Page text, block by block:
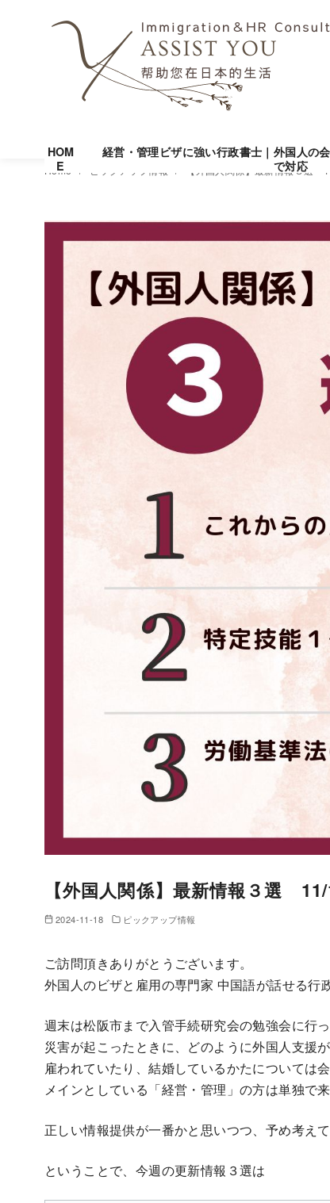
HOM
E
経営・管理ビザに強い行政書士｜外国人の
で対応
Home ピックアップ情報 【外国人関係】最新情報３選
【外国人関係】最新情報３選
2024-11-18 ピックアップ情報
ご訪問頂きありがとうございます。
外国人のビザと雇用の専門家 中国語が話せる行
週末は松阪市まで入管手続研究会の勉強会に行っ
災害が起こったときに、どのように外国人支援
雇われていたり、結婚しているかたについては
メインとしている「経営・管理」の方は単独で
正しい情報提供が一番かと思いつつ、予め考え
ということで、今週の更新情報３選は